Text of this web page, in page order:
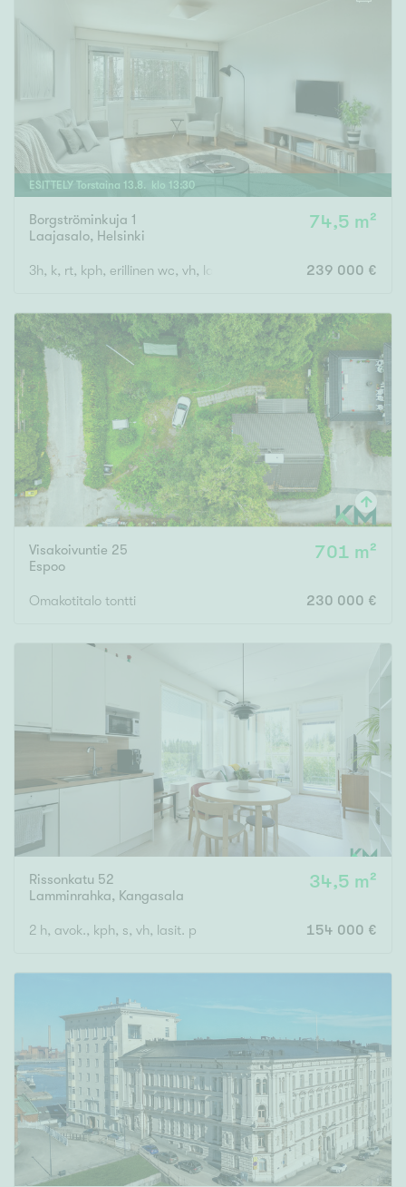
ESITTELY Torstaina 13.8 . klo 13:30
Borgströminkuja 1
Laajasalo, Helsinki
74,5 m²
3h, k, rt, kph, erillinen wc, vh, lasitettu parveke 239 000 €
Visakoivuntie 25
Espoo
701 m²
Omakotitalo tontti 230 000 €
Rissonkatu 52
Lamminrahka, Kangasala
34,5 m²
2 h, avok., kph, s, vh, lasit. p 154 000 €